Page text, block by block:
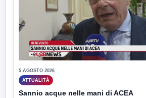
5 AGOSTO 2026
ATTUALITÀ
Sannio acque nelle mani di ACEA